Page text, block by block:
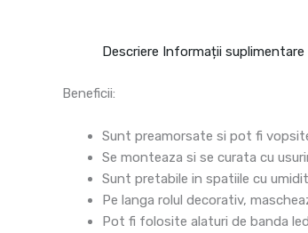
Descriere Informații suplimentare
Beneficii:
Sunt preamorsate si pot fi
Se monteaza si se curata cu
Sunt pretabile in spatiile cu
Pe langa rolul decorativ,
Pot fi folosite alaturi de banda